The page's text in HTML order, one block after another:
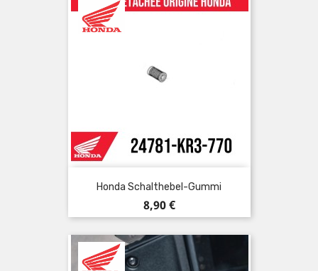
Honda Schalthebel-Gummi
Preis
8,90 €